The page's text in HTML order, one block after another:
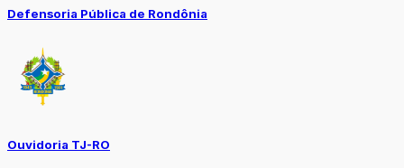
Defensoria Pública de Rondônia
Ouvidoria TJ-RO